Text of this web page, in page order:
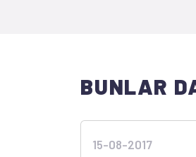
BUNLAR
15-08-2017